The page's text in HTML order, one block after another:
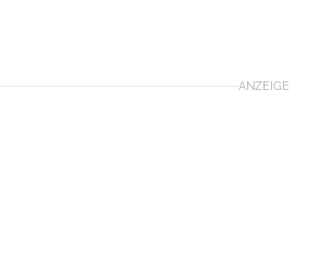
ANZEIGE